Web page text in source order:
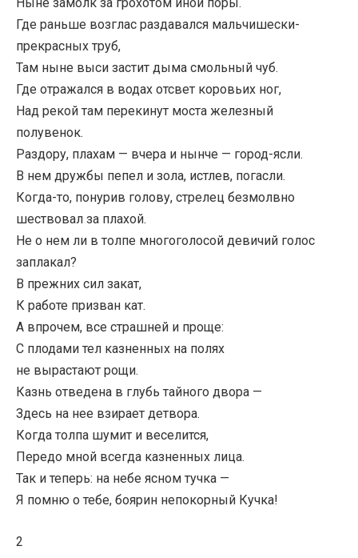
Где раньше возглас раздавался мальчишески-
прекрасных труб,
Там ныне выси застит дыма смольный чуб.
Где отражался в водах отсвет коровьих ног,
Над рекой там перекинут моста железный
полувенок.
Раздору, плахам — вчера и нынче — город-ясли.
В нем дружбы пепел и зола, истлев, погасли.
Когда-то, понурив голову, стрелец безмолвно
шествовал за плахой.
Не о нем ли в толпе многоголосой девичий голос
заплакал?
В прежних сил закат,
К работе призван кат.
А впрочем, все страшней и проще:
С плодами тел казненных на полях
не вырастают рощи.
Казнь отведена в глубь тайного двора —
Здесь на нее взирает детвора.
Когда толпа шумит и веселится,
Передо мной всегда казненных лица.
Так и теперь: на небе ясном тучка —
Я помню о тебе, боярин непокорный Кучка!
2